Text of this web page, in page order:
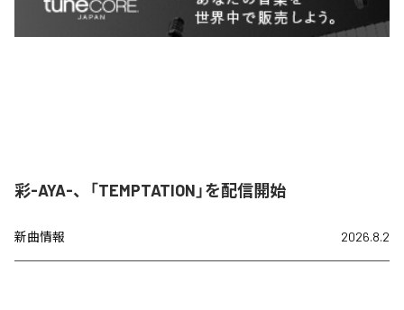
彩-AYA-、「TEMPTATION」を配信開始
新曲情報 2026.8.2